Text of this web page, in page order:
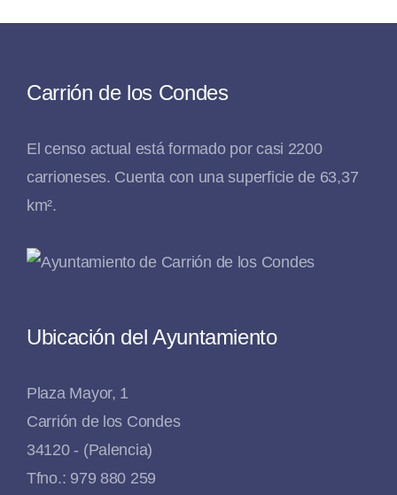
Carrión de los Condes
El censo actual está formado por casi 2200
carrioneses. Cuenta con una superficie de 63,37
km².
Ubicación del Ayuntamiento
Plaza Mayor, 1
Carrión de los Condes
34120 - (Palencia)
Tfno.: 979 880 259